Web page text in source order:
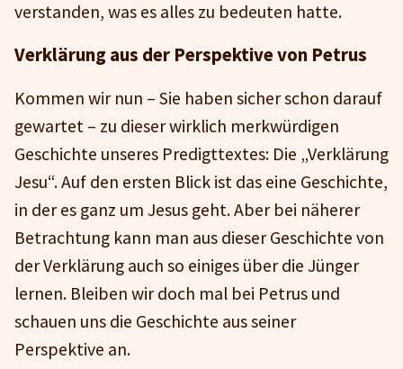
verstanden, was es alles zu bedeuten hatte.
Verklärung aus der Perspektive von Petrus
Kommen wir nun – Sie haben sicher schon darauf
gewartet – zu dieser wirklich merkwürdigen
Geschichte unseres Predigttextes: Die „Verklärung
Jesu“. Auf den ersten Blick ist das eine Geschichte,
in der es ganz um Jesus geht. Aber bei näherer
Betrachtung kann man aus dieser Geschichte von
der Verklärung auch so einiges über die Jünger
lernen. Bleiben wir doch mal bei Petrus und
schauen uns die Geschichte aus seiner
Perspektive an.